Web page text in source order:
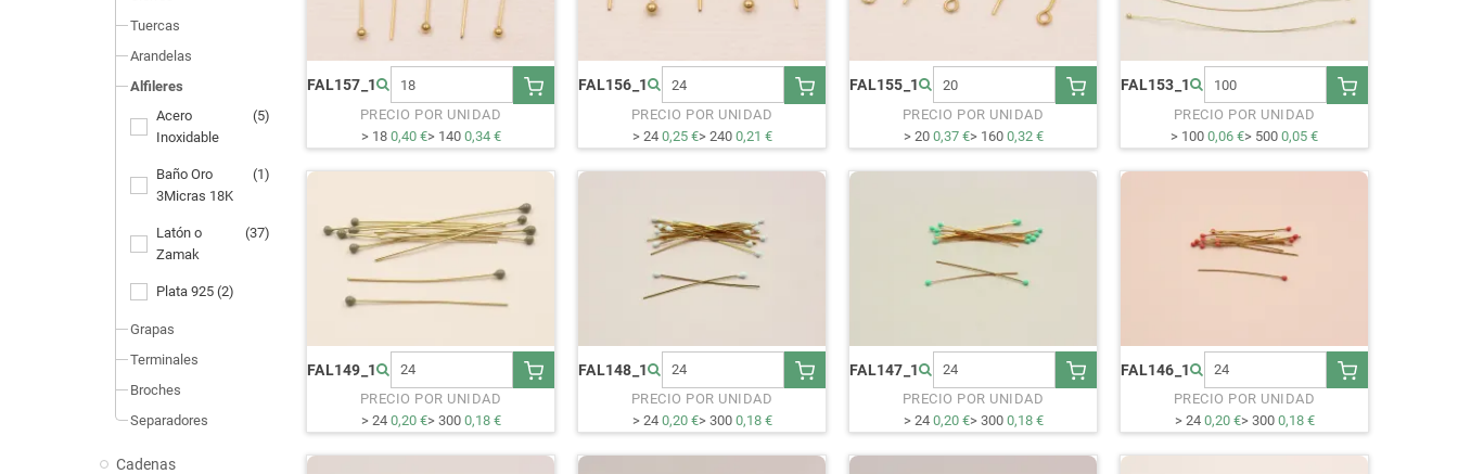
Tuercas
Arandelas
Alfileres
Acero
Inoxidable
(5)
Baño Oro
3Micras 18K
(1)
Latón o
Zamak
(37)
Plata 925 (2)
Grapas
Terminales
Broches
Separadores
Cadenas
FAL157_1
PRECIO POR UNIDAD
> 18 0,40 €> 140 0,34 €
FAL156_1
PRECIO POR UNIDAD
> 24 0,25 €> 240 0,21 €
FAL155_1
PRECIO POR UNIDAD
> 20 0,37 €> 160 0,32 €
FAL153_1
PRECIO POR UNIDAD
> 100 0,06 €> 500 0,05 €
FAL149_1
PRECIO POR UNIDAD
> 24 0,20 €> 300 0,18 €
FAL148_1
PRECIO POR UNIDAD
> 24 0,20 €> 300 0,18 €
FAL147_1
PRECIO POR UNIDAD
> 24 0,20 €> 300 0,18 €
FAL146_1
PRECIO POR UNIDAD
> 24 0,20 €> 300 0,18 €